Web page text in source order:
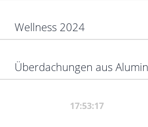
Wellness 2024
Überdachungen aus